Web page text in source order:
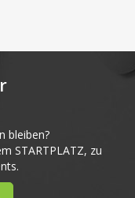
bleiben?
STARTPLATZ, zu